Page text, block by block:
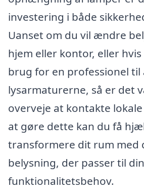
investering i både
Uanset om du vil ændre
hjem eller kontor, eller
brug for en professionel
lysarmaturerne, så er det
overveje at kontakte
at gøre dette kan du få
transformere dit rum med
belysning, der passer til
funktionalitetsbehov.